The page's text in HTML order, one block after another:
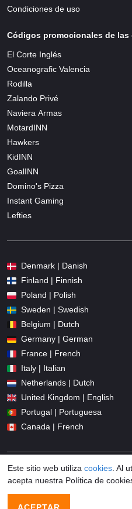
Condiciones de uso
Códigos promocionales de
El Corte Inglés
Oceanografic Valencia
Rodilla
Zalando Privé
Naviera Armas
MotardINN
Hawkers
KidINN
GoalINN
Domino's Pizza
Instant Gaming
Lefties
Denmark | Danish
Finland | Finnish
Poland | Polish
Sweden | Swedish
Belgium | Dutch
Germany | German
France | French
Italy | Italian
Netherlands | Dutch
United Kingdom | English
Portugal | Portuguesa
Canada | French
© 2026 Promocodius.es All Rights
Este sitio web utiliza cookies . Al
acepta nuestra Política de